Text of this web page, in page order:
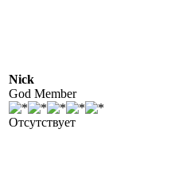
Nick
God Member
Отсутствует